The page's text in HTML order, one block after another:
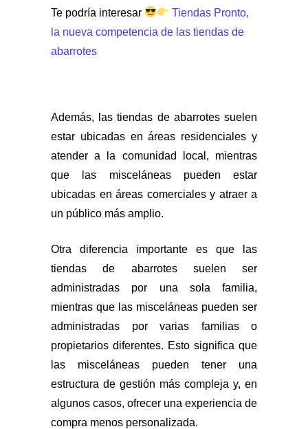
Te podría interesar
Tiendas Pronto,
la nueva competencia de las tiendas de
abarrotes
Además, las tiendas de abarrotes suelen
estar ubicadas en áreas residenciales y
atender a la comunidad local, mientras
que las misceláneas pueden estar
ubicadas en áreas comerciales y atraer a
un público más amplio.
Otra diferencia importante es que las
tiendas de abarrotes suelen ser
administradas por una sola familia,
mientras que las misceláneas pueden ser
administradas por varias familias o
propietarios diferentes. Esto significa que
las misceláneas pueden tener una
estructura de gestión más compleja y, en
algunos casos, ofrecer una experiencia de
compra menos personalizada.